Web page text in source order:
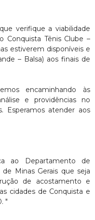
verifique a viabilidade
Conquista Tênis Clube –
estiverem disponíveis e
– Balsa) aos finais de
encaminhando às
e providências no
Esperamos atender aos
ao Departamento de
Minas Gerais que seja
de acostamento e
cidades de Conquista e
"